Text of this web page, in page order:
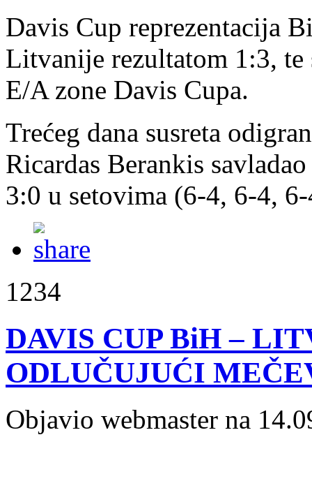
Davis Cup reprezentacija
Litvanije rezultatom 1:3,
E/A zone Davis Cupa.
Trećeg dana susreta
Ricardas Berankis
3:0 u setovima (6-4, 6-4,
1234
DAVIS CUP BiH –
ODLUČUJUĆI
Objavio webmaster na